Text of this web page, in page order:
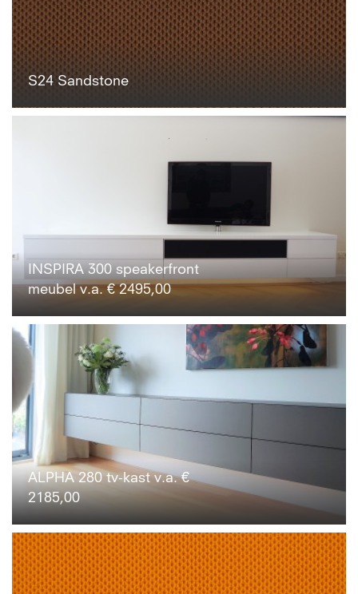
S24 Sandstone
INSPIRA 300 speakerfront
meubel v.a. € 2495,00
ALPHA 280 tv-kast v.a. €
2185,00